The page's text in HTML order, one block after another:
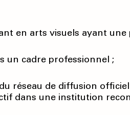
en arts visuels ayant
un cadre professionnel ;
réseau de diffusion
dans une institution